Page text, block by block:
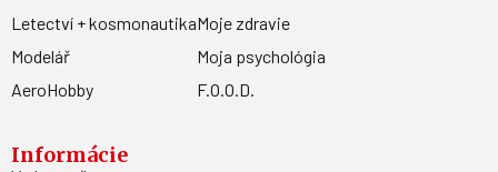
Letectví + kosmonautika
Modelář
AeroHobby
Moje zdravie
Moja psychológia
F.O.O.D.
Informácie